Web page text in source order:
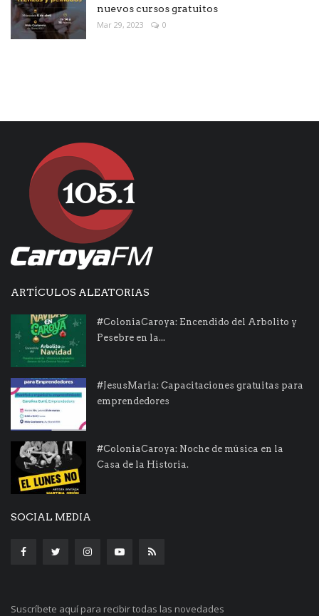
nuevos cursos gratuitos
Mar 29, 2023 0
ARTÍCULOS ALEATORIAS
#ColoniaCaroya: Encendido del Arbolito y
Pesebre en la...
#JesusMaria: Capacitaciones gratuitas para
emprendedores
#ColoniaCaroya: Noche de música en la
Casa de la Historia.
SOCIAL MEDIA
Suscríbete aquí para recibir todas las novedades